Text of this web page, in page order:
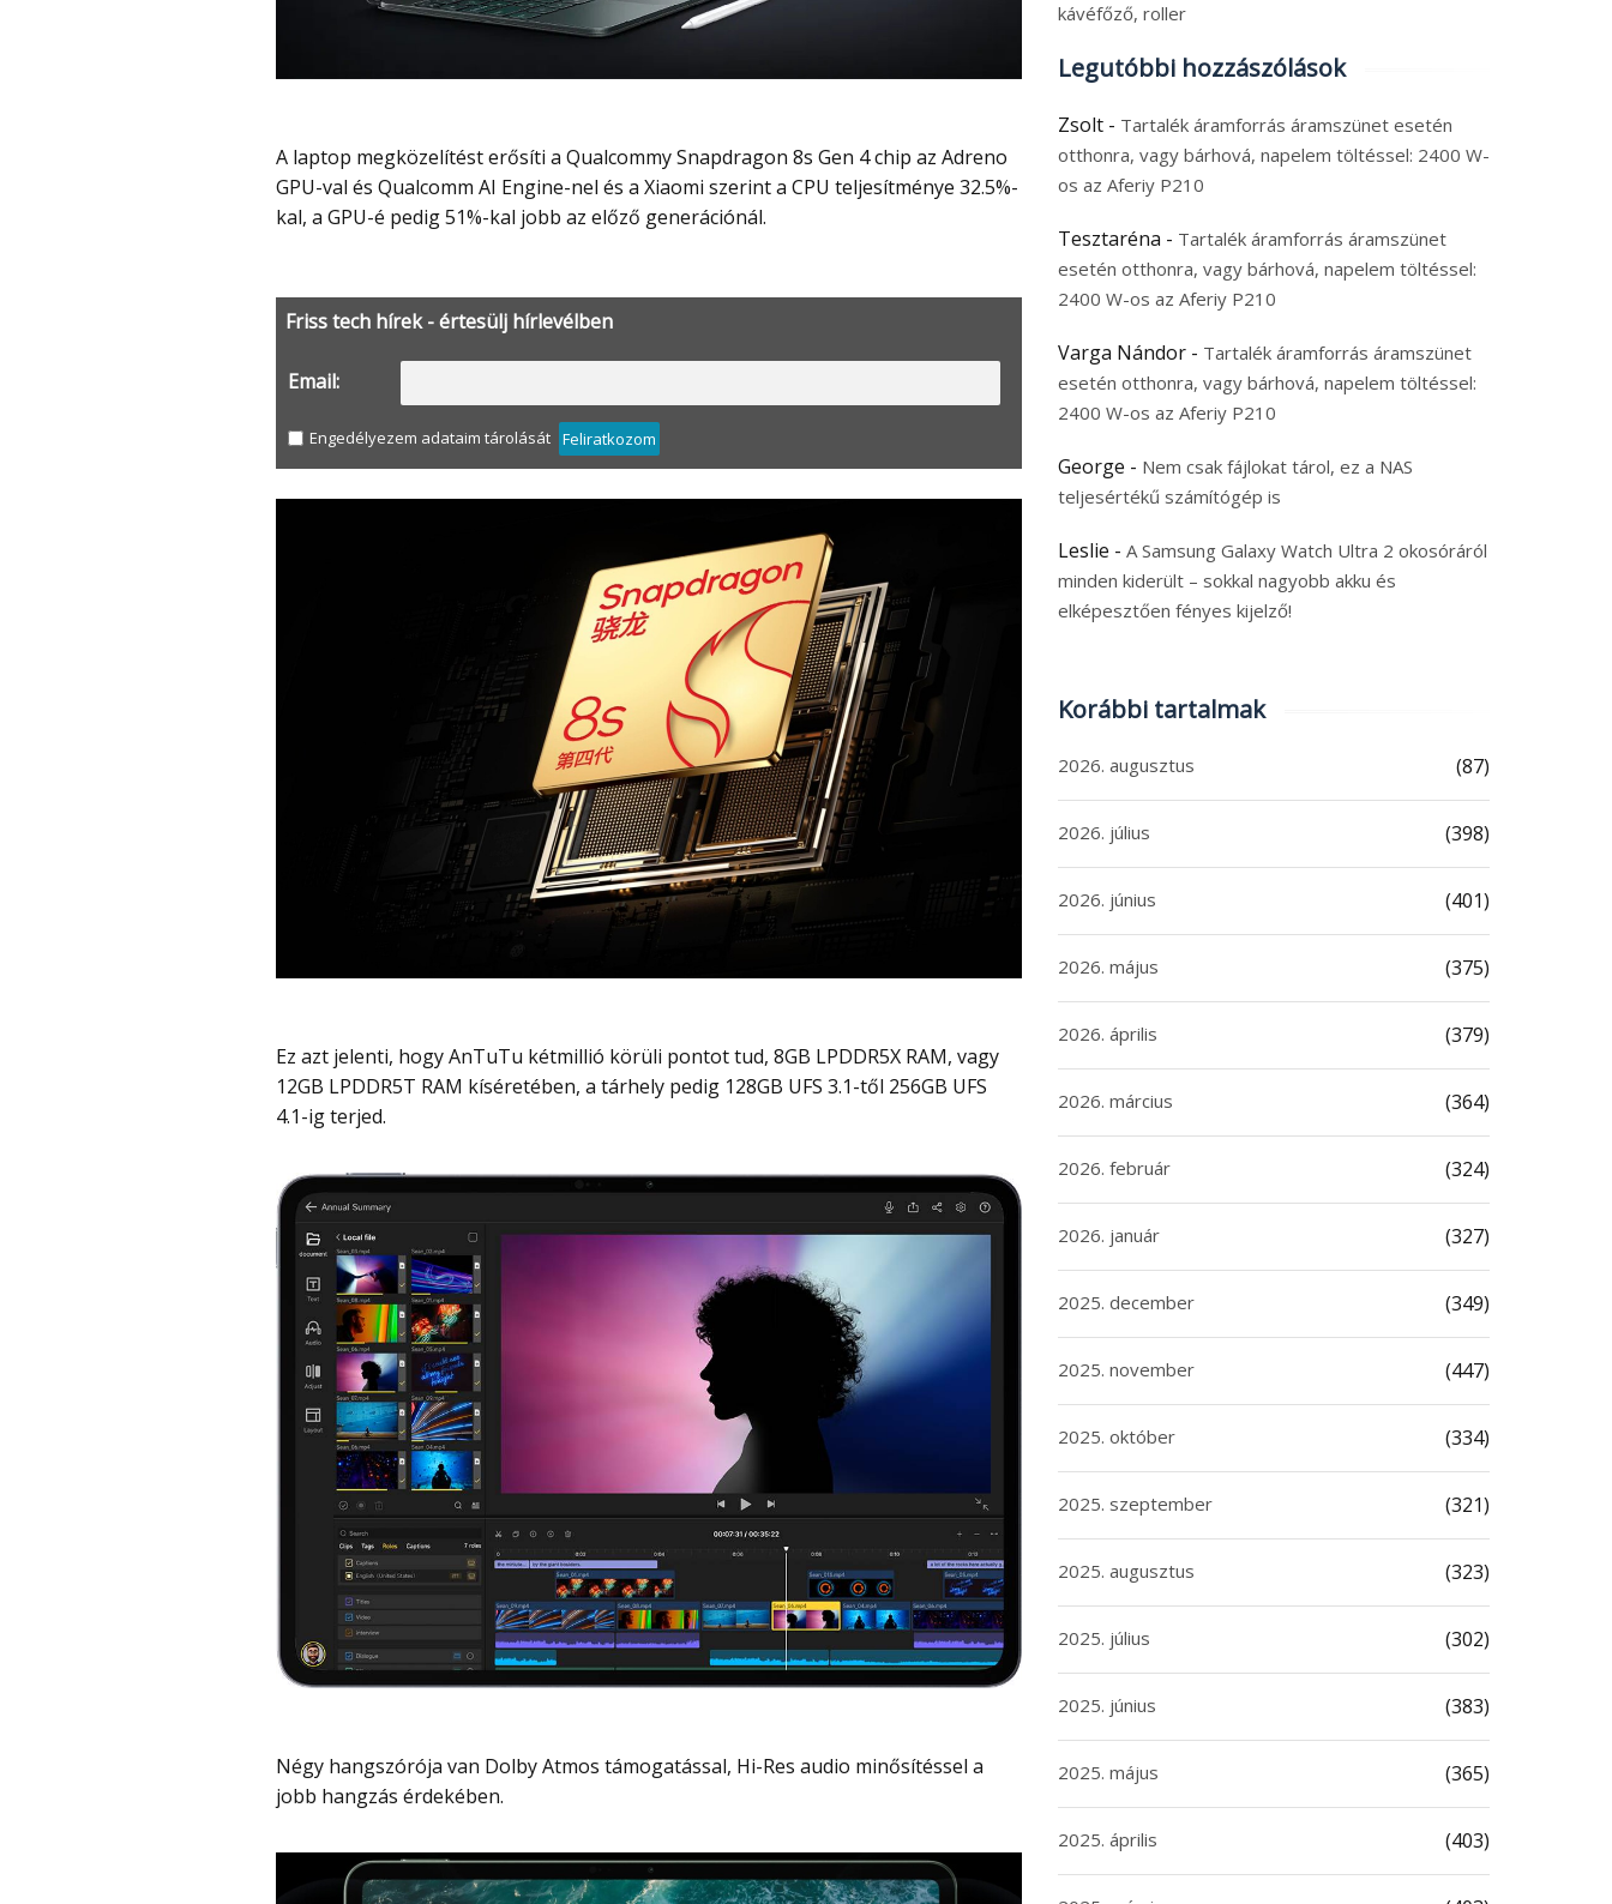
A laptop megközelítést erősíti a Qualcommy Snapdragon 8s Gen 4 chip az Adreno
GPU-val és Qualcomm AI Engine-nel és a Xiaomi szerint a CPU teljesítménye 32.5%-
kal, a GPU-é pedig 51%-kal jobb az előző generációnál.
Friss tech hírek - értesülj hírlevélben
Email:
Engedélyezem adataim tárolását Feliratkozom
Ez azt jelenti, hogy AnTuTu kétmillió körüli pontot tud, 8GB LPDDR5X RAM, vagy
12GB LPDDR5T RAM kíséretében, a tárhely pedig 128GB UFS 3.1-től 256GB UFS
4.1-ig terjed.
Négy hangszórója van Dolby Atmos támogatással, Hi-Res audio minősítéssel a
jobb hangzás érdekében.
kávéfőző, roller
Legutóbbi hozzászólások
Zsolt - Tartalék áramforrás áramszünet esetén
otthonra, vagy bárhová, napelem töltéssel: 2400 W-
os az Aferiy P210
Tesztaréna - Tartalék áramforrás áramszünet
esetén otthonra, vagy bárhová, napelem töltéssel:
2400 W-os az Aferiy P210
Varga Nándor - Tartalék áramforrás áramszünet
esetén otthonra, vagy bárhová, napelem töltéssel:
2400 W-os az Aferiy P210
George - Nem csak fájlokat tárol, ez a NAS
teljesértékű számítógép is
Leslie - A Samsung Galaxy Watch Ultra 2 okosóráról
minden kiderült – sokkal nagyobb akku és
elképesztően fényes kijelző!
Korábbi tartalmak
2026. augusztus (87)
2026. július (398)
2026. június (401)
2026. május (375)
2026. április (379)
2026. március (364)
2026. február (324)
2026. január (327)
2025. december (349)
2025. november (447)
2025. október (334)
2025. szeptember (321)
2025. augusztus (323)
2025. július (302)
2025. június (383)
2025. május (365)
2025. április (403)